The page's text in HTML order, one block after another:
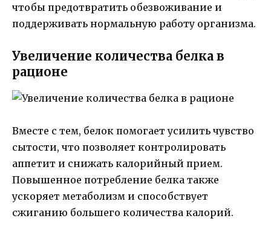
чтобы предотвратить обезвоживание и
поддерживать нормальную работу организма.
Увеличение количества белка в
рационе
Вместе с тем, белок помогает усилить чувство
сытости, что позволяет контролировать
аппетит и снижать калорийный прием.
Повышенное потребление белка также
ускоряет метаболизм и способствует
сжиганию большего количества калорий.